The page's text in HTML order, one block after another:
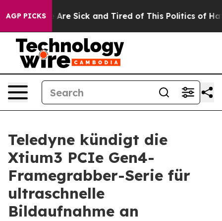
AGP PICKS
“People Are Sick and Tired of This Politics of
Teledyne kündigt die
Xtium3 PCIe Gen4-
Framegrabber-Serie für
ultraschnelle
Bildaufnahme an